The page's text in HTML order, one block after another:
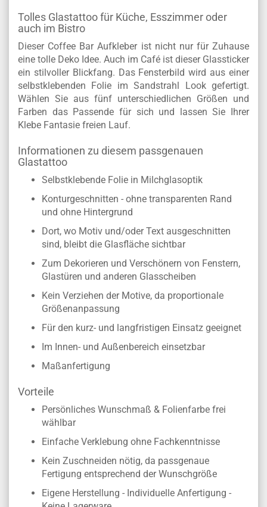
Tolles Glastattoo für Küche, Esszimmer oder
auch im Bistro
Dieser Coffee Bar Aufkleber ist nicht nur für Zuhause
eine tolle Deko Idee. Auch im Café ist dieser Glassticker
ein stilvoller Blickfang. Das Fensterbild wird aus einer
selbstklebenden Folie im Sandstrahl Look gefertigt.
Wählen Sie aus fünf unterschiedlichen Größen und
Farben das Passende für sich und lassen Sie Ihrer
Klebe Fantasie freien Lauf.
Informationen zu diesem passgenauen
Glastattoo
Selbstklebende Folie in Milchglasoptik
Konturgeschnitten - ohne transparenten Rand
und ohne Hintergrund
Dort, wo Motiv und/oder Text ausgeschnitten
sind, bleibt die Glasfläche sichtbar
Zum Dekorieren und Verschönern von Fenstern,
Glastüren und anderen Glasscheiben
Kein Verziehen der Motive, da proportionale
Größenanpassung
Für den kurz- und langfristigen Einsatz geeignet
Im Innen- und Außenbereich einsetzbar
Maßanfertigung
Vorteile
Persönliches Wunschmaß & Folienfarbe frei
wählbar
Einfache Verklebung ohne Fachkenntnisse
Kein Zuschneiden nötig, da passgenaue
Fertigung entsprechend der Wunschgröße
Eigene Herstellung - Individuelle Anfertigung -